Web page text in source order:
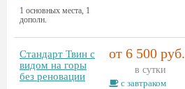
1 основных места, 1
дополн.
Стандарт Твин с
видом на горы
без реновации
от 6 500 руб.
в сутки
с завтраком